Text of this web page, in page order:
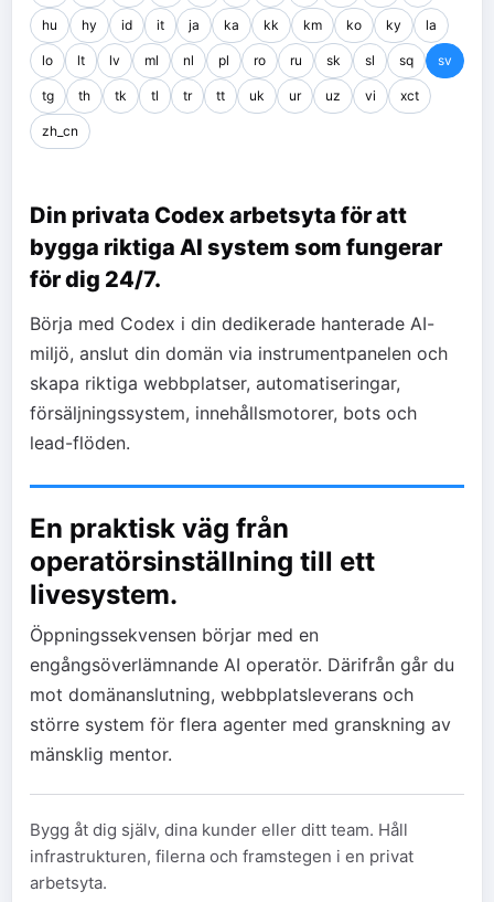
hu hy id it ja ka kk km ko ky la
lo lt lv ml nl pl ro ru sk sl sq sv
tg th tk tl tr tt uk ur uz vi xct
zh_cn
Din privata Codex arbetsyta för att
bygga riktiga AI system som fungerar
för dig 24/7.
Börja med Codex i din dedikerade hanterade AI-
miljö, anslut din domän via instrumentpanelen och
skapa riktiga webbplatser, automatiseringar,
försäljningssystem, innehållsmotorer, bots och
lead-flöden.
En praktisk väg från
operatörsinställning till ett
livesystem.
Öppningssekvensen börjar med en
engångsöverlämnande AI operatör. Därifrån går du
mot domänanslutning, webbplatsleverans och
större system för flera agenter med granskning av
mänsklig mentor.
Bygg åt dig själv, dina kunder eller ditt team. Håll
infrastrukturen, filerna och framstegen i en privat
arbetsyta.